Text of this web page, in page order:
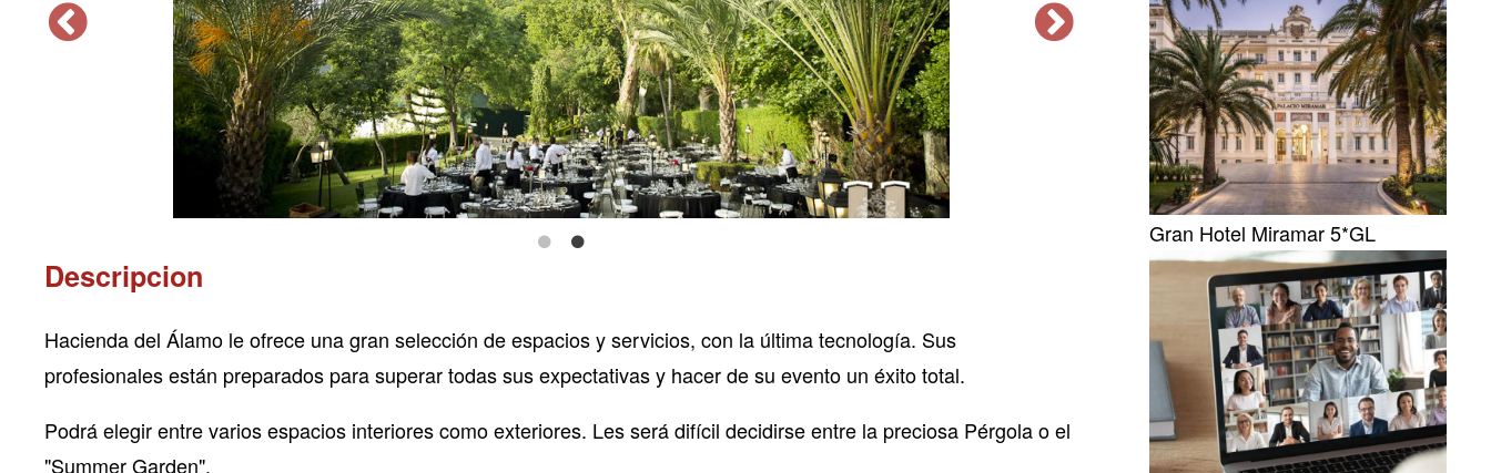
Descripcion
Hacienda del Álamo le ofrece una gran selección de espacios y servicios, con la última tecnología. Sus
profesionales están preparados para superar todas sus expectativas y hacer de su evento un éxito total.
Podrá elegir entre varios espacios interiores como exteriores. Les será difícil decidirse entre la preciosa Pérgola o el
"Summer Garden".
Gran Hotel Miramar 5*GL